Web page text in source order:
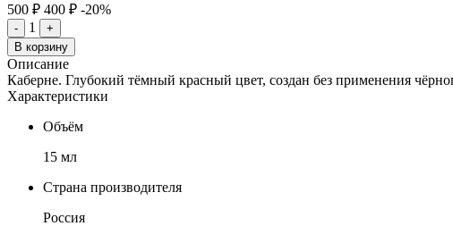
500 ₽ 400 ₽ -20%
- 1
+
В корзину
Описание
Каберне. Глубокий тёмный красный цвет, создан без применения
Характеристики
Объём
15 мл
Страна производителя
Россия